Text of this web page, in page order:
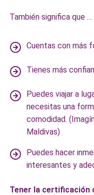
También significa que …
Cuentas con más
Tienes más
Puedes viajar a
necesitas una
comodidad.
Maldivas)
Puedes hacer
interesantes y
Tener la certificación